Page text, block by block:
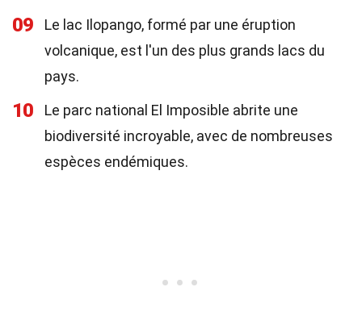
09
Le lac Ilopango, formé par une éruption
volcanique, est l'un des plus grands lacs du
pays.
10
Le parc national El Imposible abrite une
biodiversité incroyable, avec de nombreuses
espèces endémiques.